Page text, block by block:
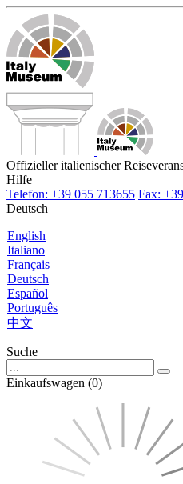
Offizieller italienischer
Hilfe
Telefon: +39 055 713655 Fax:
Deutsch
English
Italiano
Français
Deutsch
Español
Português
中文
Suche
Einkaufswagen (0)